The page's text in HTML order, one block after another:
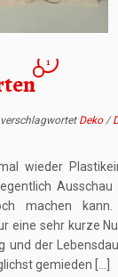
1
verschlagwortet Deko/
wieder
Ausschau
machen kann.
eine sehr kurze
und der
gemieden […]